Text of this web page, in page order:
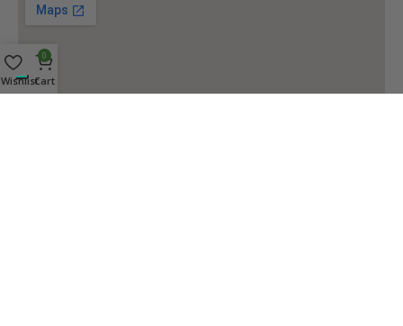
Wishlist
0
Cart